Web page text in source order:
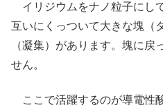
イリジウムをナノ粒子にし
互いにくっついて大きな塊（
（凝集）があります。塊に戻
せん。
ここで活躍するのが導電性